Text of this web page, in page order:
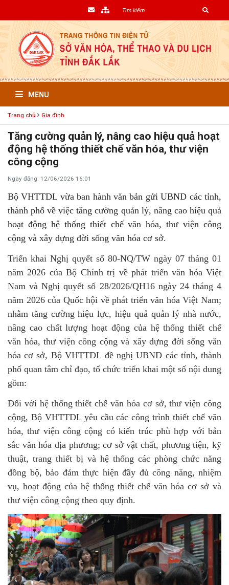
MENU
Trang chủ Gia đình
Tăng cường quản lý, nâng cao hiệu quả hoạt
động hệ thống thiết chế văn hóa, thư viện
công cộng
Ngày đăng: 12/06/2026 16:01
Bộ VHTTDL vừa ban hành văn bản gửi UBND các tỉnh,
thành phố về việc tăng cường quản lý, nâng cao hiệu quả
hoạt động hệ thống thiết chế văn hóa, thư viện công
cộng và xây dựng đời sống văn hóa cơ sở.
Triển khai Nghị quyết số 80-NQ/TW ngày 07 tháng 01
năm 2026 của Bộ Chính trị về phát triển văn hóa Việt
Nam và Nghị quyết số 28/2026/QH16 ngày 24 tháng 4
năm 2026 của Quốc hội về phát triển văn hóa Việt Nam;
nhằm tăng cường hiệu lực, hiệu quả quản lý nhà nước,
nâng cao chất lượng hoạt động của hệ thống thiết chế
văn hóa, thư viện công cộng và xây dựng đời sống văn
hóa cơ sở, Bộ VHTTDL đề nghị UBND các tỉnh, thành
phố quan tâm chỉ đạo, tổ chức triển khai một số nội dung
gồm:
Đối với hệ thống thiết chế văn hóa cơ sở, thư viện công
cộng, Bộ VHTTDL yêu cầu các công trình thiết chế văn
hóa, thư viện công cộng có kiến trúc phù hợp với bản
sắc văn hóa địa phương; cơ sở vật chất, phương tiện, kỹ
thuật, trang thiết bị và hệ thống các phòng chức năng
đồng bộ, bảo đảm thực hiện đầy đủ công năng, nhiệm
vụ, hoạt động của hệ thống thiết chế văn hóa cơ sở và
thư viện công cộng theo quy định.